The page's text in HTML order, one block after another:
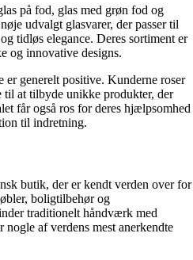
på fod, glas med grøn fod og
udvalgt glasvarer, der passer til
tidløs elegance. Deres sortiment er
og innovative designs.
er generelt positive. Kunderne roser
at tilbyde unikke produkter, der
får også ros for deres hjælpsomhed
til indretning.
butik, der er kendt verden over for
boligtilbehør og
traditionelt håndværk med
af verdens mest anerkendte